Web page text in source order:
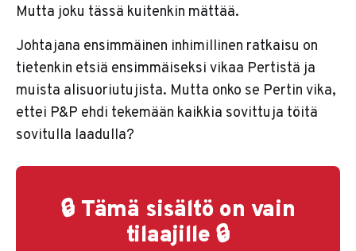
Mutta joku tässä kuitenkin mättää.
Johtajana ensimmäinen inhimillinen ratkaisu on
tietenkin etsiä ensimmäiseksi vikaa Pertistä ja
muista alisuoriutujista. Mutta onko se Pertin vika,
ettei P&P ehdi tekemään kaikkia sovittuja töitä
sovitulla laadulla?
🔒 Tämä sisältö on vain
tilaajille 🔒